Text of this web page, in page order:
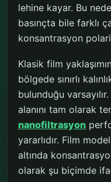
lehine kayar. Bu
basınçta bile farklı
konsantrasyon
Klasik film
bölgede sınırlı
bulunduğu
alanını tam olarak
nanofiltrasyon
yararlıdır. Film
altında
olarak şu biçimde